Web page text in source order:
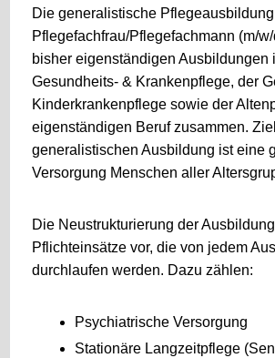
Die generalistische
Pflegefachfrau/Pflegefachmann (m/
bisher eigenständigen Ausbildungen
Gesundheits- & Krankenpflege, der
Kinderkrankenpflege sowie der
eigenständigen Beruf zusammen.
generalistischen Ausbildung ist eine
Versorgung Menschen aller
Die Neustrukturierung der
Pflichteinsätze vor, die von jedem
durchlaufen werden. Dazu zählen:
Psychiatrische Versorgung
Stationäre Langzeitpflege